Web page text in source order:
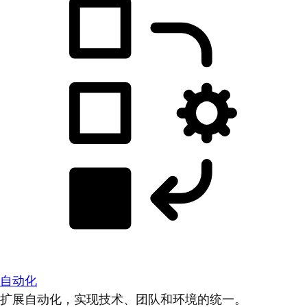
自动化
扩展自动化，实现技术、团队和环境的统一。